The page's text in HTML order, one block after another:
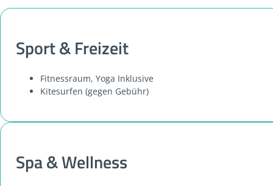
Sport & Freizeit
Fitnessraum, Yoga Inklusive
Kitesurfen (gegen Gebühr)
Spa & Wellness